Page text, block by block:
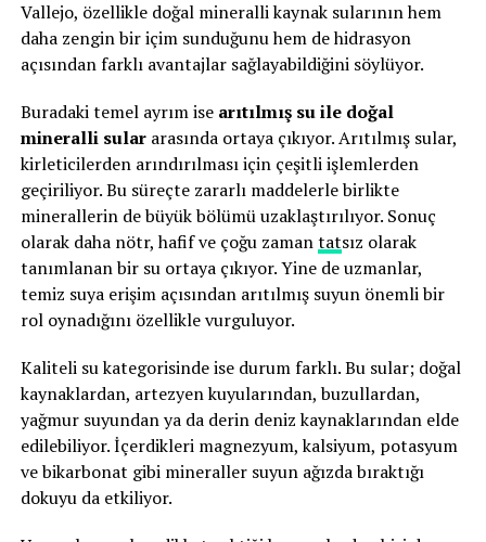
Vallejo, özellikle doğal mineralli kaynak sularının hem
daha zengin bir içim sunduğunu hem de hidrasyon
açısından farklı avantajlar sağlayabildiğini söylüyor.
Buradaki temel ayrım ise arıtılmış su ile doğal
mineralli sulararasında ortaya çıkıyor. Arıtılmış sular,
kirleticilerden arındırılması için çeşitli işlemlerden
geçiriliyor. Bu süreçte zararlı maddelerle birlikte
minerallerin de büyük bölümü uzaklaştırılıyor. Sonuç
olarak daha nötr, hafif ve çoğu zamantatsız olarak
tanımlanan bir su ortaya çıkıyor. Yine de uzmanlar,
temiz suya erişim açısından arıtılmış suyun önemli bir
rol oynadığını özellikle vurguluyor.
Kaliteli su kategorisinde ise durum farklı. Bu sular; doğal
kaynaklardan, artezyen kuyularından, buzullardan,
yağmur suyundan ya da derin deniz kaynaklarından elde
edilebiliyor. İçerdikleri magnezyum, kalsiyum, potasyum
ve bikarbonat gibi mineraller suyun ağızda bıraktığı
dokuyu da etkiliyor.